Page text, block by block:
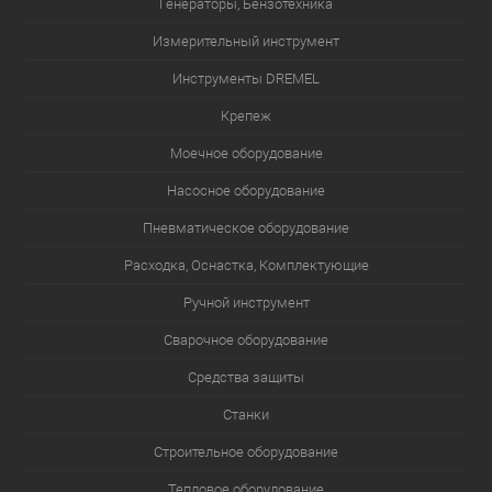
Генераторы, Бензотехника
Измерительный инструмент
Инструменты DREMEL
Крепеж
Моечное оборудование
Насосное оборудование
Пневматическое оборудование
Расходка, Оснастка, Комплектующие
Ручной инструмент
Сварочное оборудование
Средства защиты
Станки
Строительное оборудование